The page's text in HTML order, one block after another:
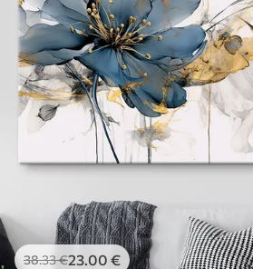
38.33€23.00 €